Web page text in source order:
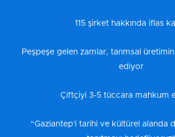
115 şirket hakkında iflas
Peşpeşe gelen zamlar, tarımsal
ediyor
Çiftçiyi 3-5 tüccara mahkum
“Gaziantep'i tarihi ve kültürel alanda